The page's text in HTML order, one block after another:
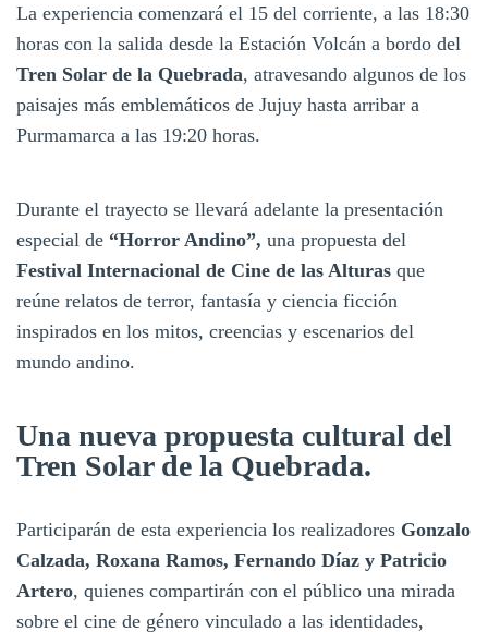
La experiencia comenzará el 15 del corriente, a las 18:30
horas con la salida desde la Estación Volcán a bordo del
Tren Solar de la Quebrada, atravesando algunos de los
paisajes más emblemáticos de Jujuy hasta arribar a
Purmamarca a las 19:20 horas.
Durante el trayecto se llevará adelante la presentación
especial de “Horror Andino”, una propuesta del
Festival Internacional de Cine de las Alturas que
reúne relatos de terror, fantasía y ciencia ficción
inspirados en los mitos, creencias y escenarios del
mundo andino.
Una nueva propuesta cultural del
Tren Solar de la Quebrada.
Participarán de esta experiencia los realizadores Gonzalo
Calzada, Roxana Ramos, Fernando Díaz y Patricio
Artero, quienes compartirán con el público una mirada
sobre el cine de género vinculado a las identidades,